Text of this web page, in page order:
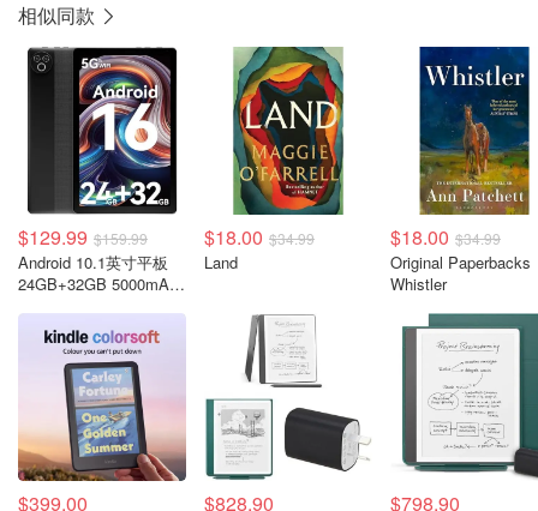
相似同款
$129.99 $159.99
Android 10.1英寸平板
24GB+32GB 5000mAh
$18.00 $34.99
Land
$18.00 $34.99
Original Paperbacks
Whistler
$399.00 $828.90 $798.90